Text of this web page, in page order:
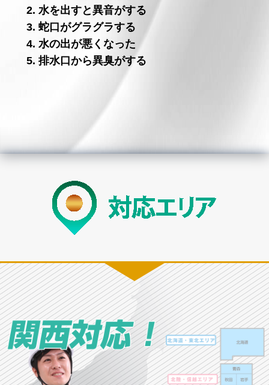
2. 水を出すと異音がする
3. 蛇口がグラグラする
4. 水の出が悪くなった
5. 排水口から異臭がする